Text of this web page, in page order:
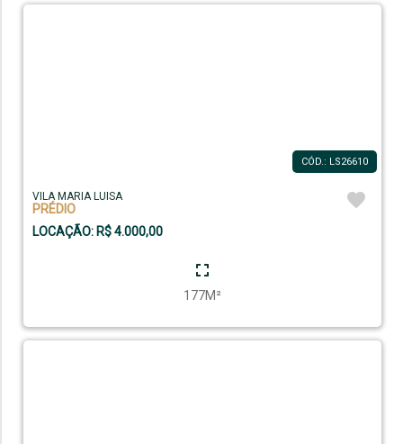
CÓD.: LS26610
VILA MARIA LUISA
PRÉDIO
LOCAÇÃO: R$ 4.000,00
177M²